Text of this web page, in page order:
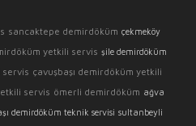
sancaktepe demirdöküm çekmeköy
yetkili servis şile demirdöküm
servis çavuşbaşı demirdöküm yetkili
servis ömerli demirdöküm ağva
demirdöküm teknik servisi sultanbeyli